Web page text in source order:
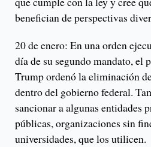
benefician de perspectivas
20 de enero: En una orden
día de su segundo mandato, el
Trump ordenó la eliminación
dentro del gobierno federal.
sancionar a algunas entidades
públicas, organizaciones sin
universidades, que los utilicen.